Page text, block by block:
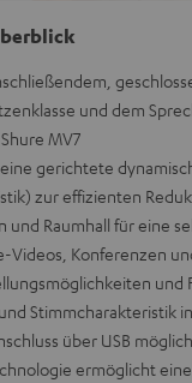
und dem
MV7
gerichtete
zur effizienten
und Raumhall für eine
Videos, Konferenzen
und
Stimmcharakteristik
über USB möglich
ermöglicht